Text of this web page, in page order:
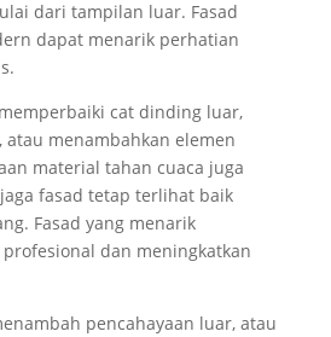
dari tampilan luar. Fasad
dapat menarik perhatian
cat dinding luar,
atau menambahkan elemen
material tahan cuaca juga
fasad tetap terlihat baik
Fasad yang menarik
dan meningkatkan
pencahayaan luar, atau